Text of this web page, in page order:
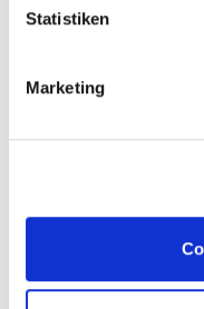
Statistiken
Marketing
Узнайте здесь о